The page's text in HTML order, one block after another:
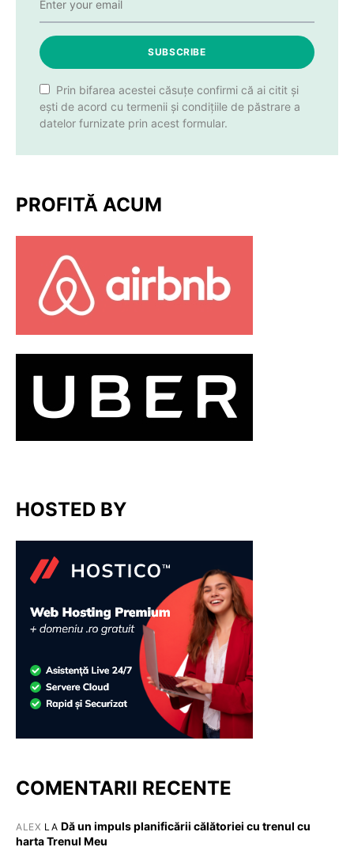
SUBSCRIBE
Prin bifarea acestei căsuțe confirmi că ai citit și
ești de acord cu termenii și condițiile de păstrare a
datelor furnizate prin acest formular.
PROFITĂ ACUM
HOSTED BY
COMENTARII RECENTE
ALEX LA Dă un impuls planificării călătoriei cu trenul cu
harta Trenul Meu